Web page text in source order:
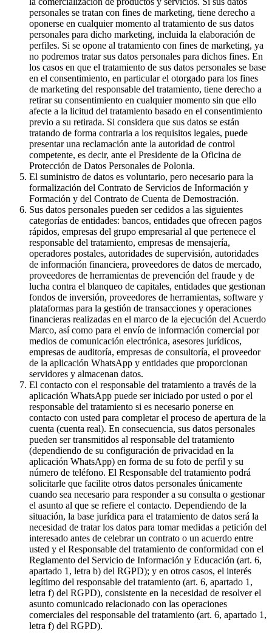
personales se tratan con fines de marketing, tiene derecho a
oponerse en cualquier momento al tratamiento de sus datos
personales para dicho marketing, incluida la elaboración de
perfiles. Si se opone al tratamiento con fines de marketing, ya
no podremos tratar sus datos personales para dichos fines. En
los casos en que el tratamiento de sus datos personales se base
en el consentimiento, en particular el otorgado para los fines
de marketing del responsable del tratamiento, tiene derecho a
retirar su consentimiento en cualquier momento sin que ello
afecte a la licitud del tratamiento basado en el consentimiento
previo a su retirada. Si considera que sus datos se están
tratando de forma contraria a los requisitos legales, puede
presentar una reclamación ante la autoridad de control
competente, es decir, ante el Presidente de la Oficina de
Protección de Datos Personales de Polonia.
El suministro de datos es voluntario, pero necesario para la
formalización del Contrato de Servicios de Información y
Formación y del Contrato de Cuenta de Demostración.
Sus datos personales pueden ser cedidos a las siguientes
categorías de entidades: bancos, entidades que ofrecen pagos
rápidos, empresas del grupo empresarial al que pertenece el
responsable del tratamiento, empresas de mensajería,
operadores postales, autoridades de supervisión, autoridades
de información financiera, proveedores de datos de mercado,
proveedores de herramientas de prevención del fraude y de
lucha contra el blanqueo de capitales, entidades que gestionan
fondos de inversión, proveedores de herramientas, software y
plataformas para la gestión de transacciones y operaciones
financieras realizadas en el marco de la ejecución del Acuerdo
Marco, así como para el envío de información comercial por
medios de comunicación electrónica, asesores jurídicos,
empresas de auditoría, empresas de consultoría, el proveedor
de la aplicación WhatsApp y entidades que proporcionan
servidores y almacenan datos.
El contacto con el responsable del tratamiento a través de la
aplicación WhatsApp puede ser iniciado por usted o por el
responsable del tratamiento si es necesario ponerse en
contacto con usted para completar el proceso de apertura de la
cuenta (cuenta real). En consecuencia, sus datos personales
pueden ser transmitidos al responsable del tratamiento
(dependiendo de su configuración de privacidad en la
aplicación WhatsApp) en forma de su foto de perfil y su
número de teléfono. El Responsable del tratamiento podrá
solicitarle que facilite otros datos personales únicamente
cuando sea necesario para responder a su consulta o gestionar
el asunto al que se refiere el contacto. Dependiendo de la
situación, la base jurídica para el tratamiento de datos será la
necesidad de tratar los datos para tomar medidas a petición del
interesado antes de celebrar un contrato o un acuerdo entre
usted y el Responsable del tratamiento de conformidad con el
Reglamento del Servicio de Información y Educación (art. 6,
apartado 1, letra b) del RGPD); y en otros casos, el interés
legítimo del responsable del tratamiento (art. 6, apartado 1,
letra f) del RGPD), consistente en la necesidad de resolver el
asunto comunicado relacionado con las operaciones
comerciales del responsable del tratamiento (art. 6, apartado 1,
letra f) del RGPD).